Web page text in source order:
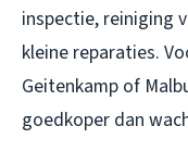
inspectie, reiniging
kleine reparaties.
Geitenkamp of
goedkoper dan